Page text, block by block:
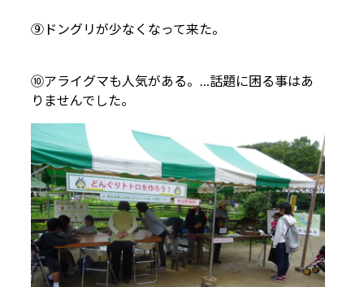
⑨ドングリが少なくなって来た。
⑩アライグマも人気がある。…話題に困る事はあ
りませんでした。